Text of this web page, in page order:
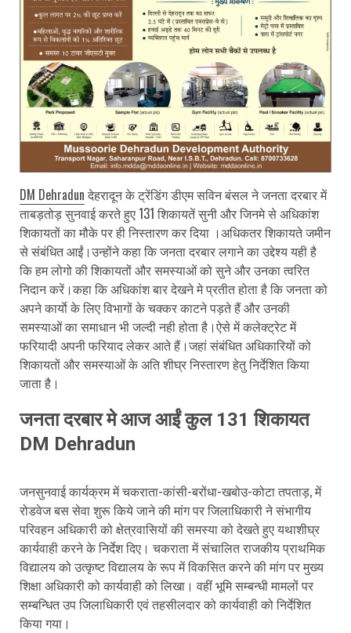
DM Dehradun देहरादून के ट्रेंडिंग डीएम सविन बंसल ने जनता दरबार में
ताबड़तोड़ सुनवाई करते हुए 131 शिकायतें सुनी और जिनमे से अधिकांश
शिकायतों का मौके पर ही निस्तारण कर दिया ।अधिकतर शिकायते जमीन
से संबंधित आईं।उन्होंने कहा कि जनता दरबार लगाने का उद्देश्य यही है
कि हम लोगो की शिकायतों और समस्याओं को सुने और उनका त्वरित
निदान करें।कहा कि अधिकांश बार देखने मे प्रतीत होता है कि जनता को
अपने कार्याे के लिए विभागों के चक्कर काटने पड़ते हैं और उनकी
समस्याओं का समाधान भी जल्दी नही होता है।ऐसे में कलेक्ट्रेट में
फरियादी अपनी फरियाद लेकर आते हैं।जहां संबंधित अधिकारियों को
शिकायतों और समस्याओं के अति शीघ्र निस्तारण हेतु निर्देशित किया
जाता है।
जनता दरबार मे आज आईं कुल 131 शिकायत
DM Dehradun
जनसुनवाई कार्यक्रम में चकराता-कांसी-बरोंधा-खबोउ-कोटा तपताड़, में
रोडवेज बस सेवा शुरू किये जाने की मांग पर जिलाधिकारी ने संभागीय
परिवहन अधिकारी को क्षेत्रवासियों की समस्या को देखते हुए यथाशीघ्र
कार्यवाही करने के निर्देश दिए। चकराता में संचालित राजकीय प्राथमिक
विद्यालय को उत्कृष्ट विद्यालय के रूप में विकसित करने की मांग पर मुख्य
शिक्षा अधिकारी को कार्यवाही को लिखा। वहीं भूमि सम्बन्धी मामलों पर
सम्बन्धित उप जिलाधिकारी एवं तहसीलदार को कार्यवाही को निर्देशित
किया गया।